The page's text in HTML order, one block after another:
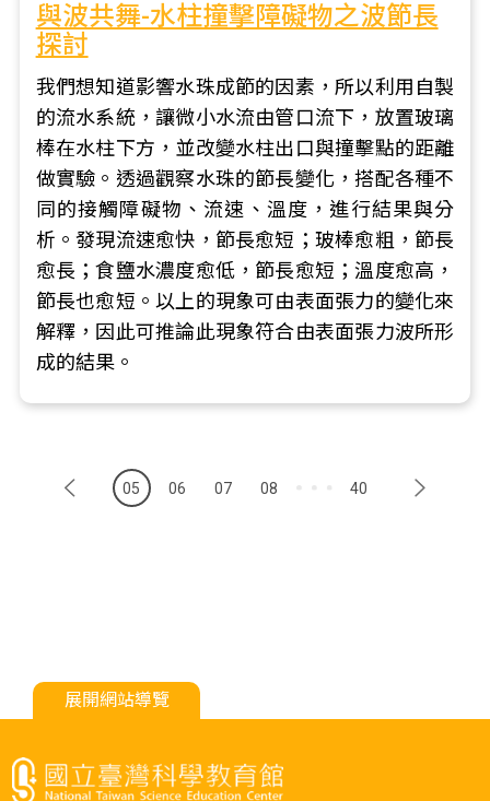
與波共舞-水柱撞擊障礙物之波節長
探討
我們想知道影響水珠成節的因素，所以利用自製
的流水系統，讓微小水流由管口流下，放置玻璃
棒在水柱下方，並改變水柱出口與撞擊點的距離
做實驗。透過觀察水珠的節長變化，搭配各種不
同的接觸障礙物、流速、溫度，進行結果與分
析。發現流速愈快，節長愈短；玻棒愈粗，節長
愈長；食鹽水濃度愈低，節長愈短；溫度愈高，
節長也愈短。以上的現象可由表面張力的變化來
解釋，因此可推論此現象符合由表面張力波所形
成的結果。
05 06 07 08 40
展開網站導覽